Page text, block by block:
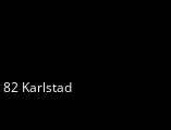
Karlstad